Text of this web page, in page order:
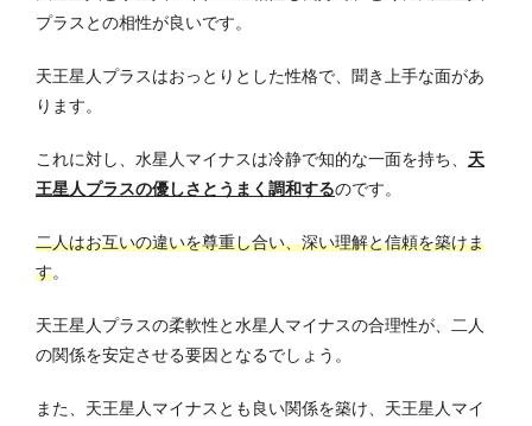
プラスとの相性が良いです。
天王星人プラスはおっとりとした性格で、聞き上手な面があ
ります。
これに対し、 水星人マイナスは冷静で知的な一面を持ち、 天
王星人プラスの優しさとうまく調和するのです。
二人はお互いの違いを尊重し合い、深い理解と信頼を築けま
す。
天王星人プラスの柔軟性と水星人マイナスの合理性が、二人
の関係を安定させる要因となるでしょう。
また、天王星人マイナスとも良い関係を築け、天王星人マイ